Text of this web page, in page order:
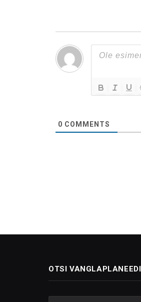
0 COMMENTS
OTSI